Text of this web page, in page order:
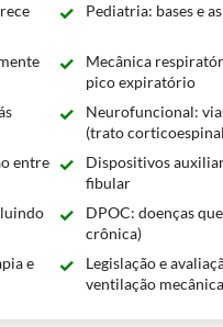
Pediatria: bases e
Mecânica
pico expiratório
Neurofuncional:
(trato
entre
Dispositivos
fibular
DPOC: doenças
crônica)
e
Legislação e
ventilação mecânica